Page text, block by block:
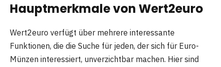
Hauptmerkmale von Wert2euro
Wert2euro verfügt über mehrere interessante
Funktionen, die die Suche für jeden, der sich für Euro-
Münzen interessiert, unverzichtbar machen. Hier sind